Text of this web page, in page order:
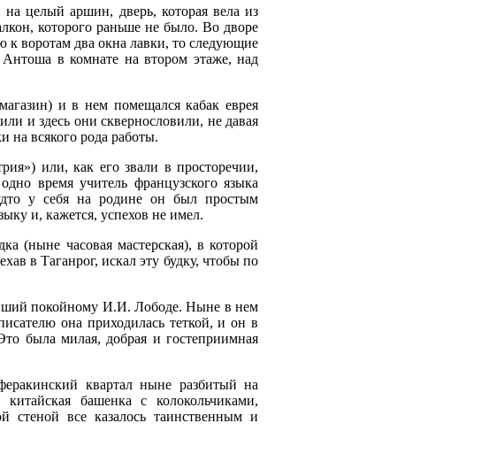
целый аршин, дверь, которая вела из
которого раньше не было. Во дворе
к воротам два окна лавки, то следующие
Антоша в комнате на втором этаже, над
и в нем помещался кабак еврея
и здесь они сквернословили, не давая
всякого рода работы.
или, как его звали в просторечии,
время учитель французского языка
у себя на родине он был простым
и, кажется, успехов не имел.
(ныне часовая мастерская), в которой
в Таганрог, искал эту будку, чтобы по
покойному И.И. Лободе. Ныне в нем
она приходилась теткой, и он в
была милая, добрая и гостеприимная
квартал ныне разбитый на
башенка с колокольчиками,
стеной все казалось таинственным и